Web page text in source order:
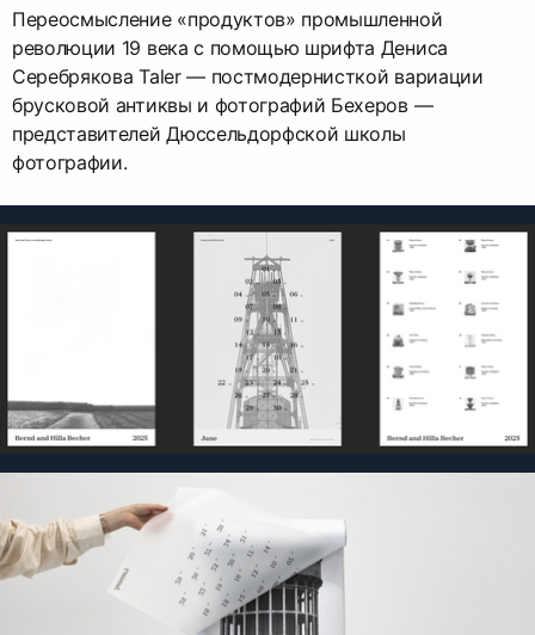
Переосмысление «продуктов» промышленной
революции 19 века с помощью шрифта Дениса
Серебрякова Taler — постмодернисткой вариации
брусковой антиквы и фотографий Бехеров —
представителей Дюссельдорфской школы
фотографии.